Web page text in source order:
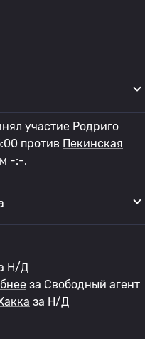
участие Родриго
против Пекинская
-:-.
Н/Д
за Свободный агент
за Н/Д